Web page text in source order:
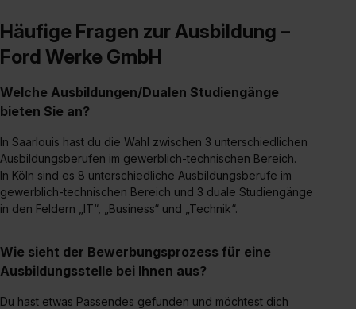
Häufige Fragen zur Ausbildung –
Ford Werke GmbH
Welche Ausbildungen/Dualen Studiengänge
bieten Sie an?
In Saarlouis hast du die Wahl zwischen 3 unterschiedlichen
Ausbildungsberufen im gewerblich-technischen Bereich.
In Köln sind es 8 unterschiedliche Ausbildungsberufe im
gewerblich-technischen Bereich und 3 duale Studiengänge
in den Feldern „IT“, „Business“ und „Technik“.
Wie sieht der Bewerbungsprozess für eine
Ausbildungsstelle bei Ihnen aus?
Du hast etwas Passendes gefunden und möchtest dich